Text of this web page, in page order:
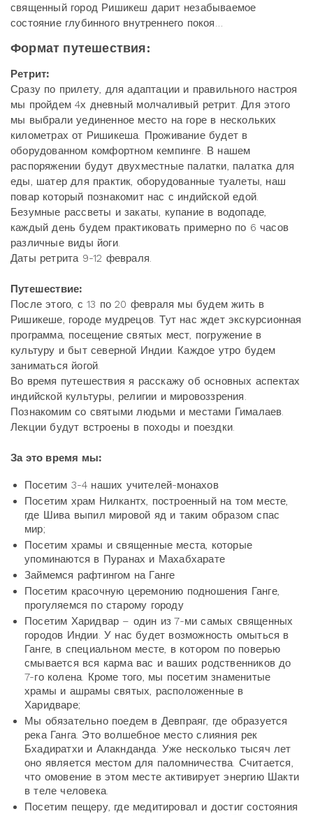
священный город Ришикеш дарит незабываемое
состояние глубинного внутреннего покоя…
Формат путешествия:
Ретрит:
Сразу по прилету, для адаптации и правильного настроя
мы пройдем 4х дневный молчаливый ретрит. Для этого
мы выбрали уединенное место на горе в нескольких
километрах от Ришикеша. Проживание будет в
оборудованном комфортном кемпинге. В нашем
распоряжении будут двухместные палатки, палатка для
еды, шатер для практик, оборудованные туалеты, наш
повар который познакомит нас с индийской едой.
Безумные рассветы и закаты, купание в водопаде,
каждый день будем практиковать примерно по 6 часов
различные виды йоги.
Даты ретрита 9-12 февраля.
Путешествие:
После этого, с 13 по 20 февраля мы будем жить в
Ришикеше, городе мудрецов. Тут нас ждет экскурсионная
программа, посещение святых мест, погружение в
культуру и быт северной Индии. Каждое утро будем
заниматься йогой.
Во время путешествия я расскажу об основных аспектах
индийской культуры, религии и мировоззрения.
Познакомим со святыми людьми и местами Гималаев.
Лекции будут встроены в походы и поездки.
За это время мы:
Посетим 3-4 наших учителей-монахов
Посетим храм Нилкантх, построенный на том месте,
где Шива выпил мировой яд и таким образом спас
мир;
Посетим храмы и священные места, которые
упоминаются в Пуранах и Махабхарате
Займемся рафтингом на Ганге
Посетим красочную церемонию подношения Ганге,
прогуляемся по старому городу
Посетим Харидвар – один из 7-ми самых священных
городов Индии. У нас будет возможность омыться в
Ганге, в специальном месте, в котором по поверью
смывается вся карма вас и ваших родственников до
7-го колена. Кроме того, мы посетим знаменитые
храмы и ашрамы святых, расположенные в
Харидваре;
Мы обязательно поедем в Девпраяг, где образуется
река Ганга. Это волшебное место слияния рек
Бхадиратхи и Алакнданда. Уже несколько тысяч лет
оно является местом для паломничества. Считается,
что омовение в этом месте активирует энергию Шакти
в теле человека.
Посетим пещеру, где медитировал и достиг состояния